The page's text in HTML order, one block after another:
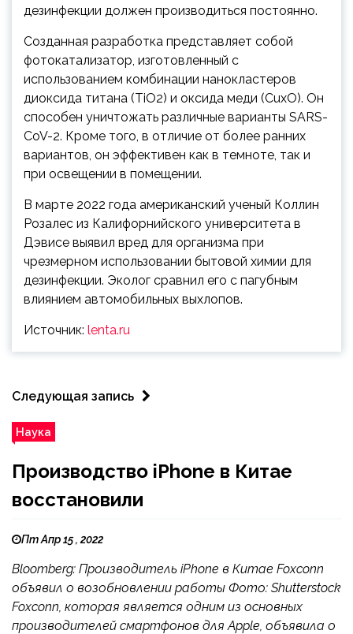
дезинфекции должен производиться постоянно.
Созданная разработка представляет собой
фотокатализатор, изготовленный с
использованием комбинации нанокластеров
диоксида титана (TiO2) и оксида меди (CuxO). Он
способен уничтожать различные варианты SARS-
CoV-2. Кроме того, в отличие от более ранних
вариантов, он эффективен как в темноте, так и
при освещении в помещении.
В марте 2022 года американский ученый Коллин
Розалес из Калифорнийского университета в
Дэвисе выявил вред для организма при
чрезмерном использовании бытовой химии для
дезинфекции. Эколог сравнил его с пагубным
влиянием автомобильных выхлопов.
Источник: lenta.ru
Следующая запись
Наука
Производство iPhone в Китае
восстановили
Пт Апр 15 , 2022
Bloomberg: Производитель iPhone в Китае Foxconn
объявил о возобновлении работы Фото: Shutterstock
Foxconn, которая является одним из основных
производителей смартфонов для Apple, объявила о